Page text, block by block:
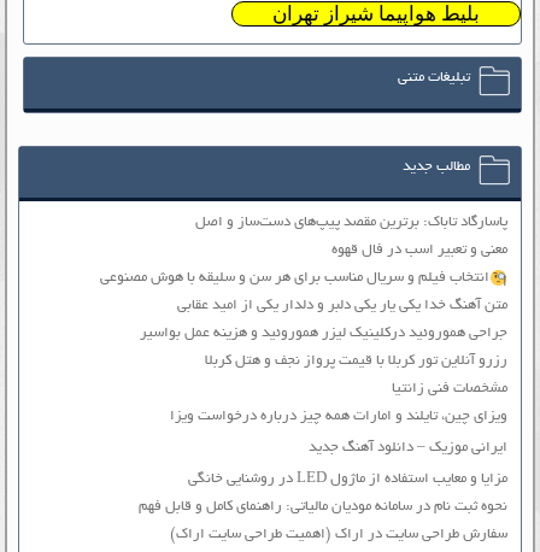
بلیط هواپیما شیراز تهران
تبلیغات متنی
مطالب جدید
پاسارگاد تاباک: برترین مقصد پیپ‌های دست‌ساز و اصل
معنی و تعبیر اسب در فال قهوه
انتخاب فیلم و سریال مناسب برای هر سن و سلیقه با هوش مصنوعی
متن آهنگ خدا یکی یار یکی دلبر و دلدار یکی از امید عقابی
جراحی هموروئید درکلینیک لیزر هموروئید و هزینه عمل بواسیر
رزرو آنلاین تور کربلا با قیمت پرواز نجف و هتل کربلا
مشخصات فنی زانتیا
ویزای چین، تایلند و امارات همه چیز درباره درخواست ویزا
ایرانی موزیک – دانلود آهنگ جدید
مزایا و معایب استفاده از ماژول LED در روشنایی خانگی
نحوه ثبت نام در سامانه مودیان مالیاتی: راهنمای کامل و قابل فهم
سفارش طراحی سایت در اراک (اهمیت طراحی سایت اراک)